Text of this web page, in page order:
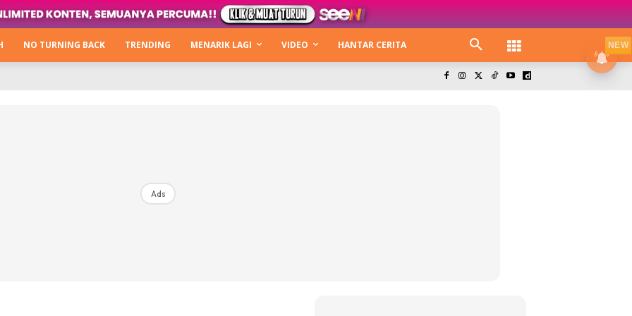
Hijabista
Next Level
NO TURNING BACK TRENDING MENARIK LAGI VIDEO HANTAR CERITA
Ads
NEW